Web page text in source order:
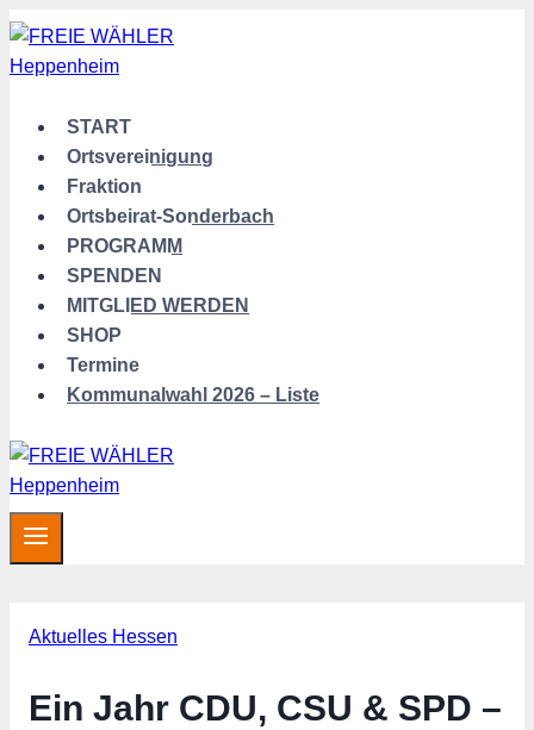
Zum
springen
START
Ortsvereinigung
Fraktion
Ortsbeirat-Sonderbach
PROGRAMM
SPENDEN
MITGLIED WERDEN
SHOP
Termine
Kommunalwahl 2026 – Liste
Aktuelles Hessen
Ein Jahr CDU, CSU & SPD –